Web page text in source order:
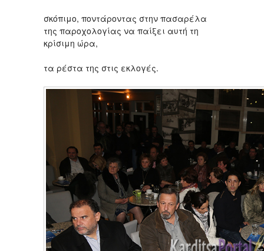
σκόπιμο, ποντάροντας στην πασαρέλα
της παροχολογίας να παίξει αυτή τη
κρίσιμη ώρα,
τα ρέστα της στις εκλογές.